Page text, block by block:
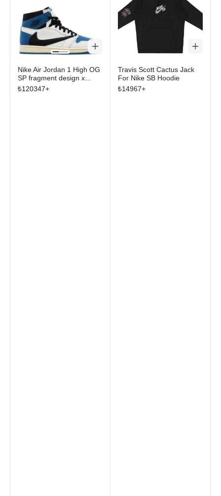
Nike Air Jordan 1 High OG
SP fragment design x
Travis Scott
₺120347+
Travis Scott Cactus Jack
For Nike SB Hoodie
₺14967+